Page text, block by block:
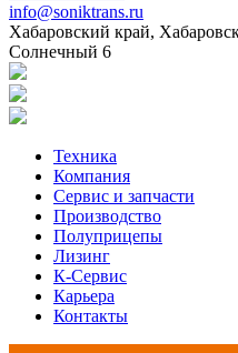
info@soniktrans.ru
Хабаровский край,
Солнечный 6
Техника
Компания
Сервис и запчасти
Производство
Полуприцепы
Лизинг
К-Сервис
Карьера
Контакты